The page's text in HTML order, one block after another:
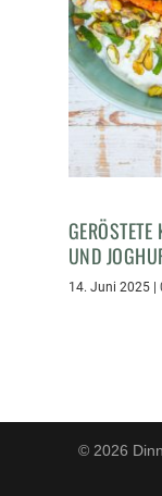
UND
14. Juni 2025|
© 2026